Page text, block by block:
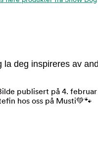
deg inspireres av